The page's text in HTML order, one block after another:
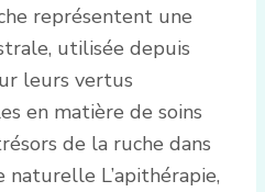
représentent une
utilisée depuis
leurs vertus
en matière de soins
de la ruche dans
naturelle L’apithérapie,